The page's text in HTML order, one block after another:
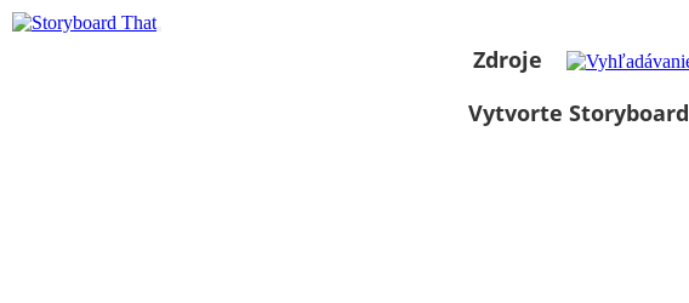
Zdroje
Vytvorte Storyboard